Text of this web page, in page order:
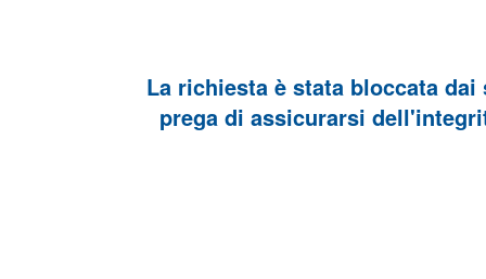
La richiesta è stata bloccata
prega di assicurarsi